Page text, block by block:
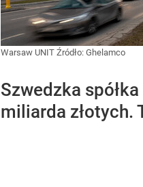
Warsaw UNIT Źródło: Ghelamco
Szwedzka
miliarda złotych.